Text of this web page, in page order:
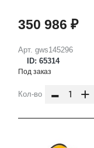
Арт. gws145296
ID: 65314
350 986 ₽
Под заказ
Кол-во - +